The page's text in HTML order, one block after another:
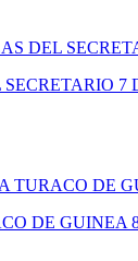
7
DE GUINEA 8